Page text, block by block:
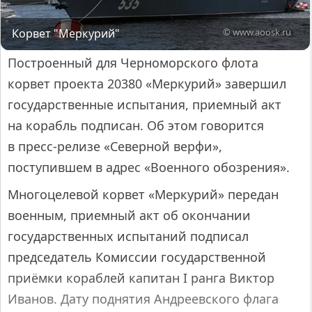
Корвет "Меркурий" © www.aoosk.ru
Построенный для Черноморского флота
корвет проекта 20380 «Меркурий» завершил
государственные испытания, приемный акт
на корабль подписан. Об этом говорится
в пресс-релизе «Северной верфи»,
поступившем в адрес «Военного обозрения».
Многоцелевой корвет «Меркурий» передан
военным, приемный акт об окончании
государственных испытаний подписал
председатель Комиссии государственной
приёмки кораблей капитан I ранга Виктор
Иванов. Дату поднятия Андреевского флага